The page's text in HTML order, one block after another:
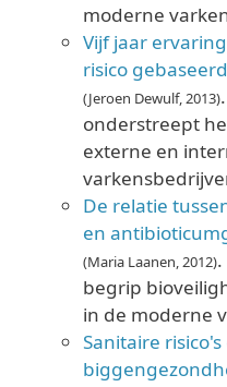
moderne
Vijf jaar
risico
(Jeroen Dewulf, 2013)
onderstreept
externe en
De relatie
en
(Maria Laanen, 2012)
begrip
in de moderne
Sanitaire